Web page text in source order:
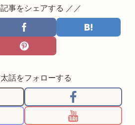
事をシェアする ／／
話をフォローする